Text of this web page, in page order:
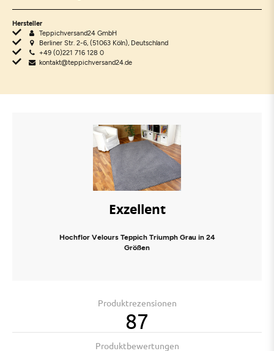
Hersteller
Teppichversand24 GmbH
Berliner Str. 2-6, (51063 Köln), Deutschland
+49 (0)221 716 128 0
kontakt@teppichversand24.de
Exzellent
Hochflor Velours Teppich Triumph Grau in 24
Größen
Produktrezensionen
87
Produktbewertungen